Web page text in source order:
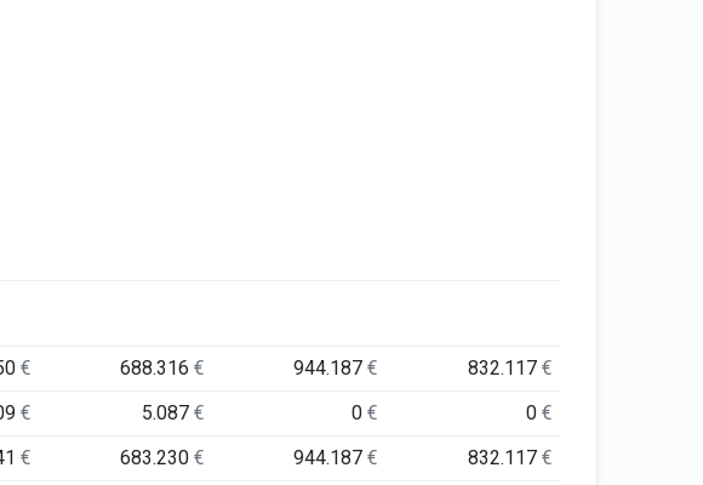
€ 688.316€ 944.187€ 832.117€
€ 5.087€ 0€ 0€
€ 683.230€ 944.187€ 832.117€